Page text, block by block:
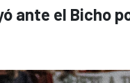
ante el Bicho